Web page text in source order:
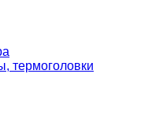
термоголовки